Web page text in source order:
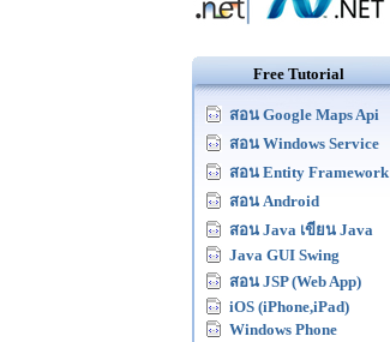
Free Tutorial
สอน Google Maps Api
สอน Windows Service
สอน Entity Framework
สอน Android
สอน Java เขียน Java
Java GUI Swing
สอน JSP (Web App)
iOS (iPhone,iPad)
Windows Phone